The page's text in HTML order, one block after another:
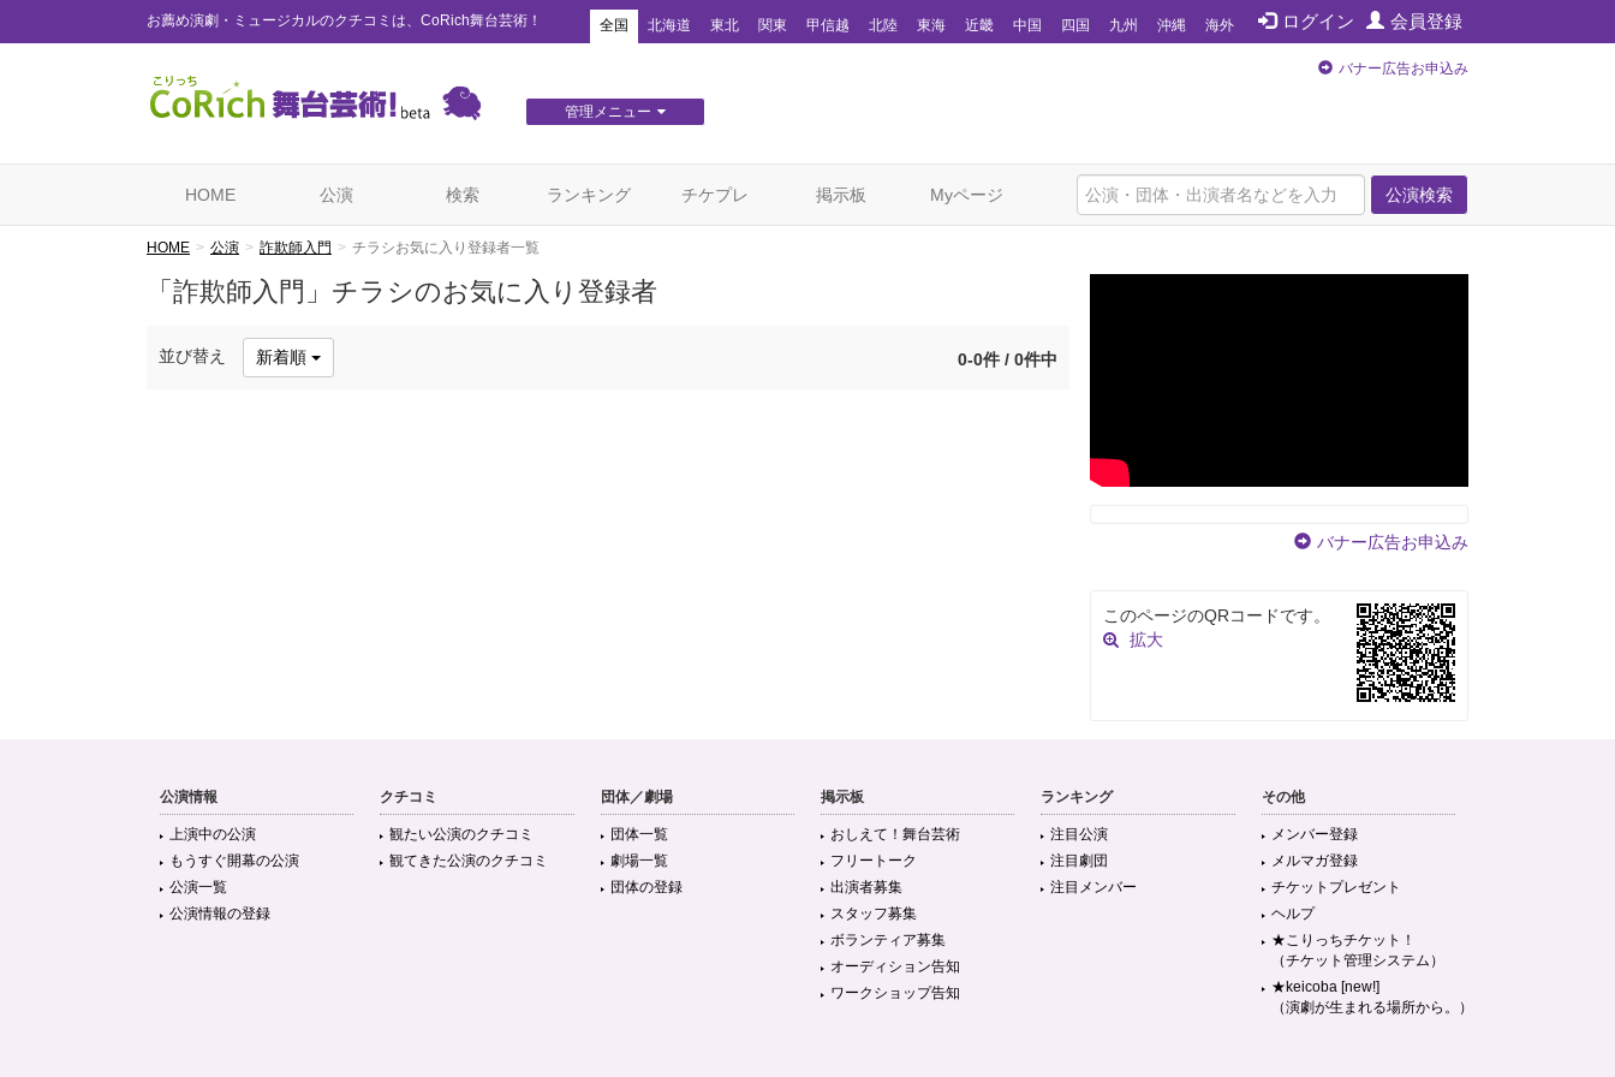
お薦め演劇・ミュージカルのクチコミは、CoRich舞台芸術！ ログイン 会員登録
全国 北海道 東北 関東 甲信越 北陸 東海 近畿 中国 四国 九州 沖縄 海外
管理メニュー
バナー広告お申込み
公演検索
HOME 公演 検索 ランキング チケプレ 掲示板 Myページ
HOME 公演 詐欺師入門 チラシお気に入り登録者一覧
「詐欺師入門」チラシのお気に入り登録者
並び替え 新着順 0-0件 / 0件中
バナー広告お申込み
このページのQRコードです。
拡大
公演情報
上演中の公演
もうすぐ開幕の公演
公演一覧
公演情報の登録
クチコミ
観たい公演のクチコミ
観てきた公演のクチコミ
団体／劇場
団体一覧
劇場一覧
団体の登録
掲示板
おしえて！舞台芸術
フリートーク
出演者募集
スタッフ募集
ボランティア募集
オーディション告知
ワークショップ告知
ランキング
注目公演
注目劇団
注目メンバー
その他
メンバー登録
メルマガ登録
チケットプレゼント
ヘルプ
★こりっちチケット！
（チケット管理システム）
★keicoba [new!]
（演劇が生まれる場所から。）